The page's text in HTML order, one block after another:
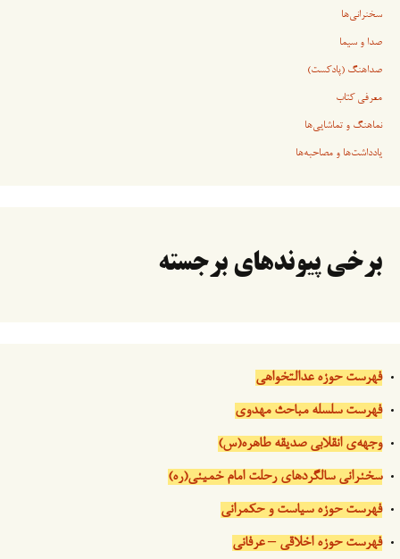
سخنرانی‏‏‌ها
صدا و سیما
صداهنگ (پادکست)
معرفی کتاب
نماهنگ و تماشایی‌ها
یادداشت‌ها و مصاحبه‌ها
برخی پیوندهای برجسته
فهرست حوزه عدالتخواهی
فهرست سلسله مباحث مهدوی
وجهه‌ی انقلابی صدیقه طاهره(س)
سخنرانی سالگردهای رحلت امام خمینی(ره)
فهرست حوزه سیاست و حکمرانی
فهرست حوزه اخلاقی – عرفانی